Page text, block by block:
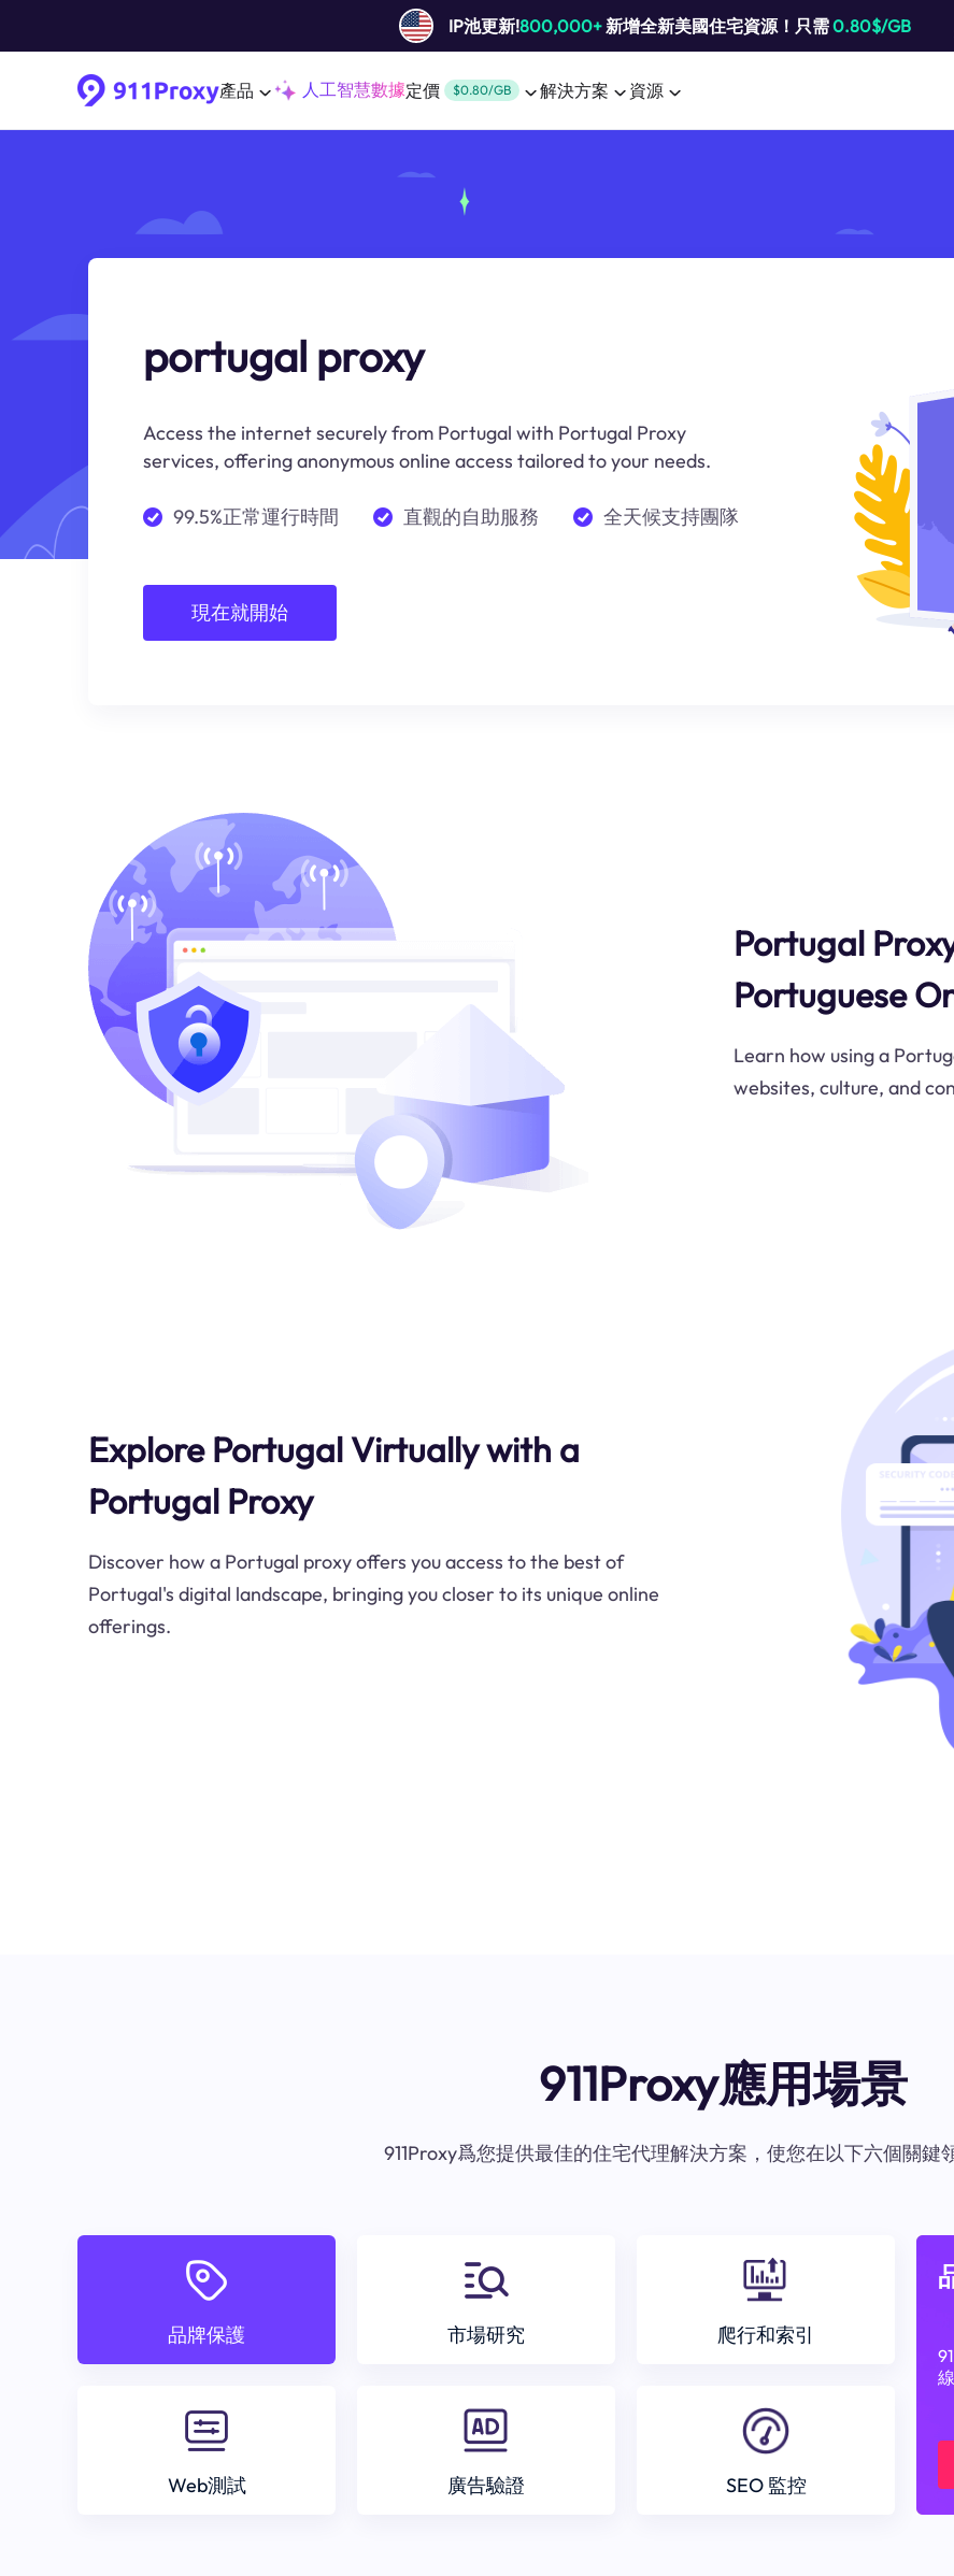
IP池更新!800,000+新增全新美國住宅資源！只需0.80$/GB
產品 人工智慧數據定價 $0.80/GB 解決方案 資源
portugal proxy
Access the internet securely from Portugal with Portugal Proxy
services, offering anonymous online access tailored to your needs.
99.5%正常運行時間 直觀的自助服務 全天候支持團隊
現在就開始
Portugal
Portuguese
Learn how using a
websites, culture, and
Explore Portugal Virtually with a
Portugal Proxy
Discover how a Portugal proxy offers you access to the best of
Portugal's digital landscape, bringing you closer to its unique online
offerings.
911Proxy應用場景
911Proxy爲您提供最佳的住宅代理解決方案，使您在以下六個關鍵
品牌保護 市場研究 爬行和索引
Web測試 廣告驗證 SEO 監控